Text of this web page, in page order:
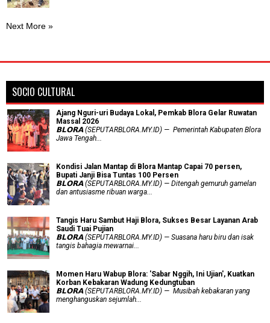
Next More »
SOCIO CULTURAL
Ajang Nguri-uri Budaya Lokal, Pemkab Blora Gelar Ruwatan
Massal 2026
𝗕𝗟𝗢𝗥𝗔 (SEPUTARBLORA.MY.ID) — Pemerintah Kabupaten Blora
Jawa Tengah...
Kondisi Jalan Mantap di Blora Mantap Capai 70 persen,
Bupati Janji Bisa Tuntas 100 Persen
𝗕𝗟𝗢𝗥𝗔 (SEPUTARBLORA.MY.ID) — Ditengah gemuruh gamelan
dan antusiasme ribuan warga...
Tangis Haru Sambut Haji Blora, Sukses Besar Layanan Arab
Saudi Tuai Pujian
𝗕𝗟𝗢𝗥𝗔 (SEPUTARBLORA.MY.ID) — Suasana haru biru dan isak
tangis bahagia mewarnai...
Momen Haru Wabup Blora: ​'Sabar Nggih, Ini Ujian', Kuatkan
Korban Kebakaran Wadung Kedungtuban
𝗕𝗟𝗢𝗥𝗔 (SEPUTARBLORA.MY.ID) — Musibah kebakaran yang
menghanguskan sejumlah...